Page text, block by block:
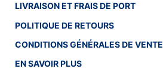
LIVRAISON ET FRAIS DE PORT
POLITIQUE DE RETOURS
CONDITIONS GÉNÉRALES DE VENTE
EN SAVOIR PLUS